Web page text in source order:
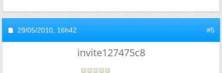
29/05/2010, 16h42 #5
invite127475c8